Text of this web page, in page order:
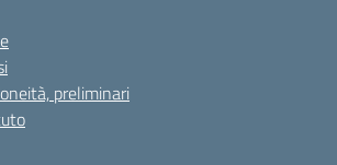
preliminari